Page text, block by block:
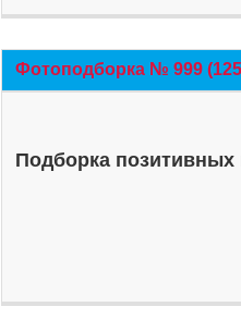
Фотоподборка № 999
Подборка позитивных